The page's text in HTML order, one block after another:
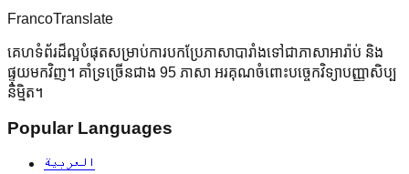
FrancoTranslate
គេហទំព័រដ៏ល្អបំផុតសម្រាប់ការបកប្រែភាសាបារាំងទៅជាភាសាអារ៉ាប់ និង
ផ្ទុយមកវិញ។ គាំទ្រច្រើនជាង 95 ភាសា អរគុណចំពោះបច្ចេកវិទ្យាបញ្ញាសិប្ប
និម្មិត។
Popular Languages
العربية